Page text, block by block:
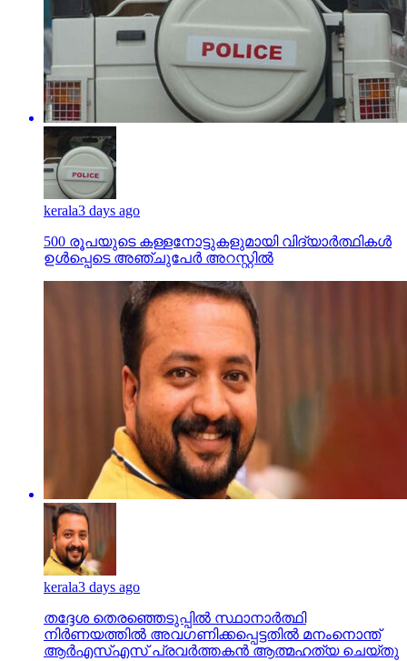
kerala3 days ago
500 രൂപയുടെ കള്ളനോട്ടുകളുമായി വിദ്യാര്‍ത്ഥികള്‍
ഉള്‍പ്പെടെ അഞ്ചുപേര്‍ അറസ്റ്റില്‍
kerala3 days ago
തദ്ദേശ തെരഞ്ഞെടുപ്പില്‍ സ്ഥാനാര്‍ത്ഥി
നിര്‍ണയത്തില്‍ അവഗണിക്കപ്പെട്ടതില്‍ മനംനൊന്ത്
ആര്‍എസ്എസ് പ്രവര്‍ത്തകന്‍ ആത്മഹത്യ ചെയ്തു